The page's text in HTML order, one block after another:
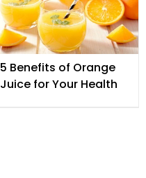
5 Benefits of Orange
Juice for Your Health